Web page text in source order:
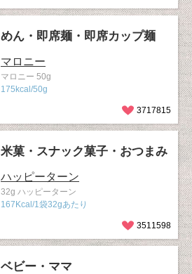
めん・即席麺・即席カップ麺
マロニー
マロニー 50g
175kcal/50g
3717815
米菓・スナック菓子・おつまみ
ハッピーターン
32g ハッピーターン
167Kcal/1袋32gあたり
3511598
ベビー・ママ